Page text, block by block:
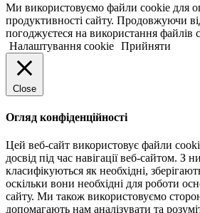
Ми використовуємо файли cookie для
продуктивності сайту. Продовжуючи
погоджуєтеся на використання файлів
Налаштування cookie Прийняти
Close
Огляд конфіденційності
Цей веб-сайт використовує файли
досвід під час навігації веб-сайтом. З
класифікуються як необхідні,
оскільки вони необхідні для роботи
сайту. Ми також використовуємо
допомагають нам аналізувати та